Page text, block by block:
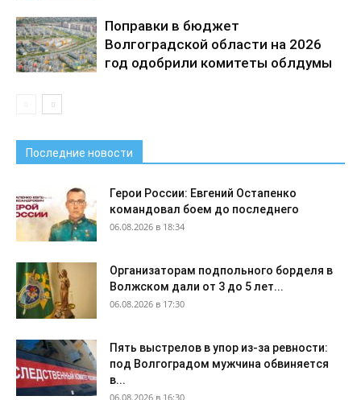
Поправки в бюджет
Волгоградской области на 2026
год одобрили комитеты облдумы
Последние новости
Герои России: Евгений Остапенко
командовал боем до последнего
06.08.2026 в 18:34
Организаторам подпольного борделя в
Волжском дали от 3 до 5 лет...
06.08.2026 в 17:30
Пять выстрелов в упор из-за ревности:
под Волгоградом мужчина обвиняется
в...
06.08.2026 в 16:30